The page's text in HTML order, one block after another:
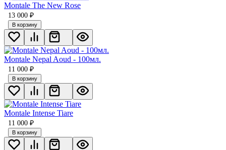
Montale The New Rose
13 000 ₽
В корзину
Montale Nepal Aoud - 100мл.
11 000 ₽
В корзину
Montale Intense Tiare
11 000 ₽
В корзину